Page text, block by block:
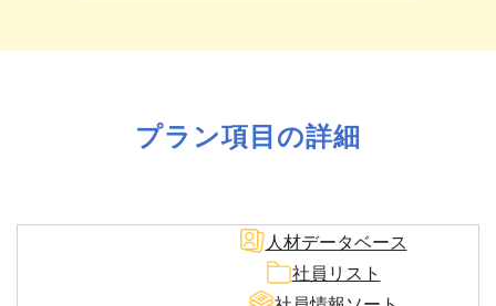
プラン項目の詳細
人材データベース
社員リスト